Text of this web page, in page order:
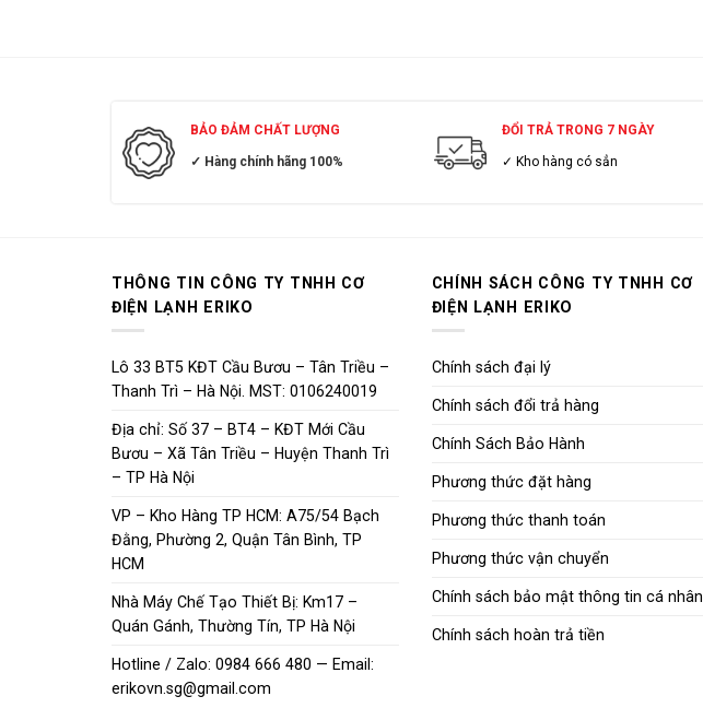
BẢO ĐẢM CHẤT LƯỢNG
✓ Hàng chính hãng 100%
ĐỔI TRẢ TRONG 7 NGÀY
✓ Kho hàng có sẳn
THÔNG TIN CÔNG TY TNHH CƠ
ĐIỆN LẠNH ERIKO
Lô 33 BT5 KĐT Cầu Bươu – Tân Triều –
Thanh Trì – Hà Nội. MST: 0106240019
Địa chỉ: Số 37 – BT4 – KĐT Mới Cầu
Bươu – Xã Tân Triều – Huyện Thanh Trì
– TP Hà Nội
VP – Kho Hàng TP HCM: A75/54 Bạch
Đằng, Phường 2, Quận Tân Bình, TP
HCM
Nhà Máy Chế Tạo Thiết Bị: Km17 –
Quán Gánh, Thường Tín, TP Hà Nội
Hotline / Zalo: 0984 666 480 — Email:
erikovn.sg@gmail.com
CHÍNH SÁCH CÔNG TY TNHH CƠ
ĐIỆN LẠNH ERIKO
Chính sách đại lý
Chính sách đổi trả hàng
Chính Sách Bảo Hành
Phương thức đặt hàng
Phương thức thanh toán
Phương thức vận chuyển
Chính sách bảo mật thông tin cá nhân
Chính sách hoàn trả tiền